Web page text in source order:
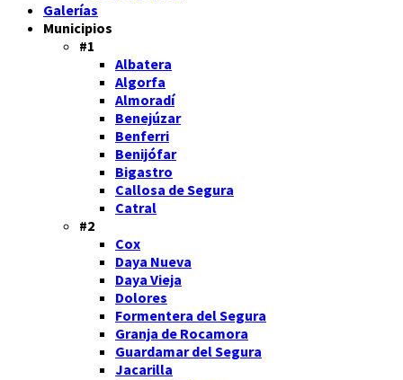
Galerías
Municipios
#1
Albatera
Algorfa
Almoradí
Benejúzar
Benferri
Benijófar
Bigastro
Callosa de Segura
Catral
#2
Cox
Daya Nueva
Daya Vieja
Dolores
Formentera del Segura
Granja de Rocamora
Guardamar del Segura
Jacarilla